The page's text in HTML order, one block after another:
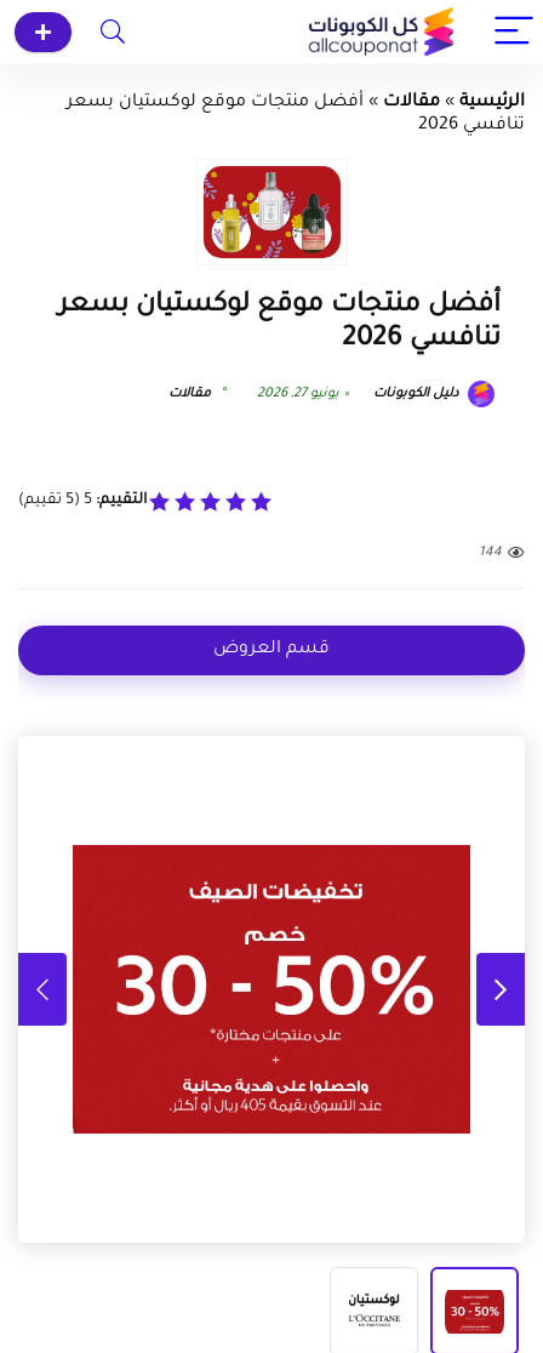
الرئيسية » مقالات » أفضل منتجات موقع لوكستيان بسعر
تنافسي 2026
أفضل منتجات موقع لوكستيان بسعر
تنافسي 2026
دليل الكوبونات يونيو 27, 2026 مقالات
التقييم: 5
(
5 تقييم)
144
قسم العروض